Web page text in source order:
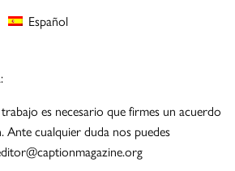
Español
es necesario que firmes un acuerdo
Ante cualquier duda nos puedes